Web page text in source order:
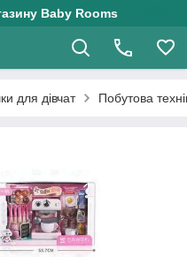
Baby Rooms
для дівчат Побутова